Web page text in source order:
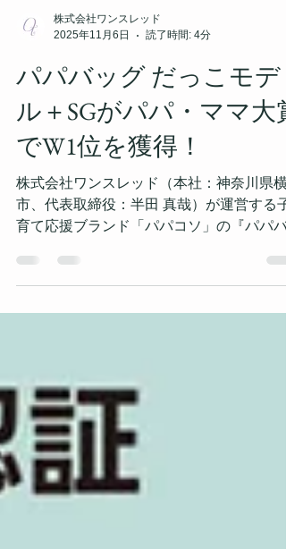
パパバッグ だっこモデ
ル＋SGがパパ・ママ大賞
でW1位を獲得！
株式会社ワンスレッド（本社：神奈川県横
市、代表取締役：半田 真哉）が運営する子
育て応援ブランド「パパコソ」の『パパバ
2025 in OSAKA」（主催：パパがやってみ
大賞」と「ママがパパにやってほしい大賞
の両部門で1位を獲得し、W大賞を受賞し
した。 ■ パパもママも認めた“理想のパパバ
ッグ” 「パパバッグ だっこモデル＋SG」
は、バッグと抱っこひもが一体化した他に
無い新しい子育てギア。抱っこ機能付きバ